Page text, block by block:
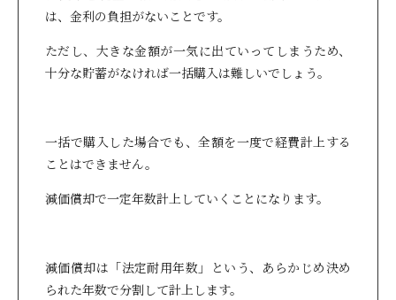
は、金利の負担がないことです。
ただし、大きな金額が一気に出ていってしまうため、
十分な貯蓄がなければ一括購入は難しいでしょう。
一括で購入した場合でも、全額を一度で経費計上する
ことはできません。
減価償却で一定年数計上していくことになります。
減価償却は「法定耐用年数」という、あらかじめ決め
られた年数で分割して計上します。